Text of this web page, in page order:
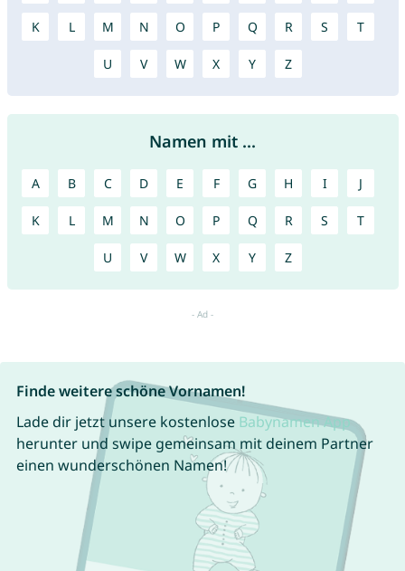
K L M N O P Q R S T
U V W X Y Z
Namen mit ...
A B C D E F G H I J
K L M N O P Q R S T
U V W X Y Z
Finde weitere schöne Vornamen!
Lade dir jetzt unsere kostenlose Babynamen App
herunter und swipe gemeinsam mit deinem Partner
einen wunderschönen Namen!